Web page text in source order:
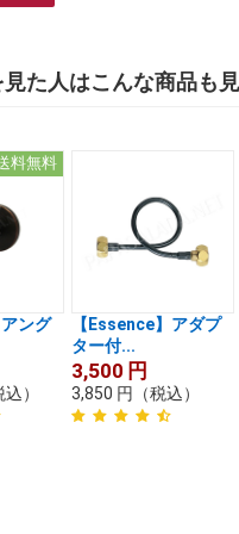
見た人はこんな商品も
料無料
ング
込）
【Essence】アダプ
ター付...
3,500 円
3,850 円 （税込）